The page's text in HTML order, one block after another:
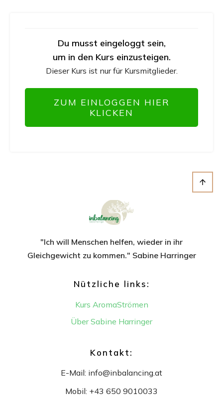
Du musst eingeloggt sein,
um in den Kurs einzusteigen.
Dieser Kurs ist nur für Kursmitglieder.
ZUM EINLOGGEN HIER
KLICKEN
"Ich will Menschen helfen, wieder in ihr
Gleichgewicht zu kommen." Sabine Harringer
Nützliche links:
Kurs AromaStrömen
Über Sabine Harringer
Kontakt:
E-Mail: info@inbalancing.at
Mobil: +43 650 9010033